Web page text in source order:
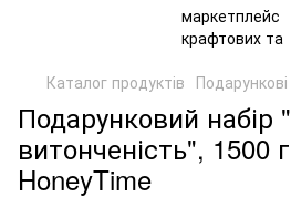
Каталог продуктів
Подарунковий набір
витонченість", 1500
HoneyTime